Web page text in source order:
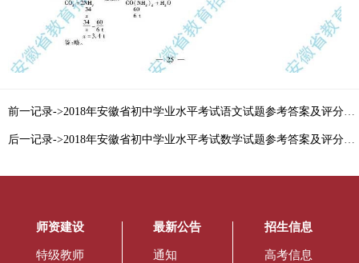
前一记录->2018年安徽省初中学业水平考试语文试题参考答案及评分标准
后一记录->2018年安徽省初中学业水平考试数学试题参考答案及评分标准
师资建设
特级教师
最新公告
通知
招生信息
高考信息